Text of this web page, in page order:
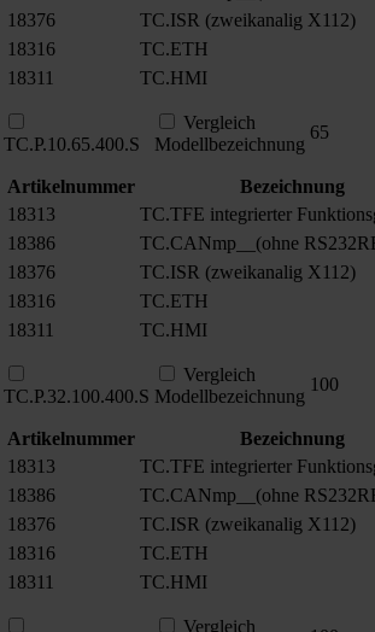
18376
TC.ISR (zweikanalig X112)
18316
TC.ETH
18311
TC.HMI
TC.P.10.65.400.S
Vergleich
Modellbezeichnung
65
Artikelnummer
Bezeichnung
18313
TC.TFE integrierter
18386
TC.CANmp__(ohne
18376
TC.ISR (zweikanalig X112)
18316
TC.ETH
18311
TC.HMI
TC.P.32.100.400.S
Vergleich
Modellbezeichnung
100
Artikelnummer
Bezeichnung
18313
TC.TFE integrierter
18386
TC.CANmp__(ohne
18376
TC.ISR (zweikanalig X112)
18316
TC.ETH
18311
TC.HMI
Vergleich